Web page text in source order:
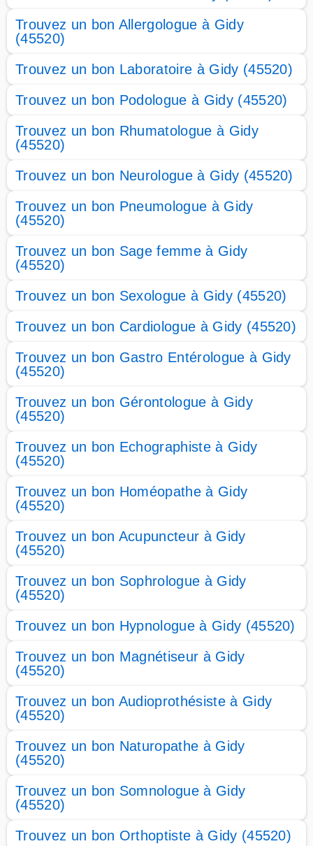
Trouvez un bon Allergologue à Gidy
(45520)
Trouvez un bon Laboratoire à Gidy (45520)
Trouvez un bon Podologue à Gidy (45520)
Trouvez un bon Rhumatologue à Gidy
(45520)
Trouvez un bon Neurologue à Gidy (45520)
Trouvez un bon Pneumologue à Gidy
(45520)
Trouvez un bon Sage femme à Gidy
(45520)
Trouvez un bon Sexologue à Gidy (45520)
Trouvez un bon Cardiologue à Gidy (45520)
Trouvez un bon Gastro Entérologue à Gidy
(45520)
Trouvez un bon Gérontologue à Gidy
(45520)
Trouvez un bon Echographiste à Gidy
(45520)
Trouvez un bon Homéopathe à Gidy
(45520)
Trouvez un bon Acupuncteur à Gidy
(45520)
Trouvez un bon Sophrologue à Gidy
(45520)
Trouvez un bon Hypnologue à Gidy (45520)
Trouvez un bon Magnétiseur à Gidy
(45520)
Trouvez un bon Audioprothésiste à Gidy
(45520)
Trouvez un bon Naturopathe à Gidy
(45520)
Trouvez un bon Somnologue à Gidy
(45520)
Trouvez un bon Orthoptiste à Gidy (45520)